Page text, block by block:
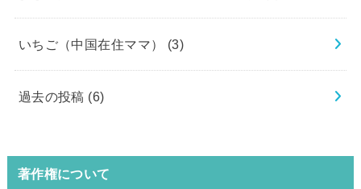
いちご（中国在住ママ） (3)
過去の投稿 (6)
著作権について